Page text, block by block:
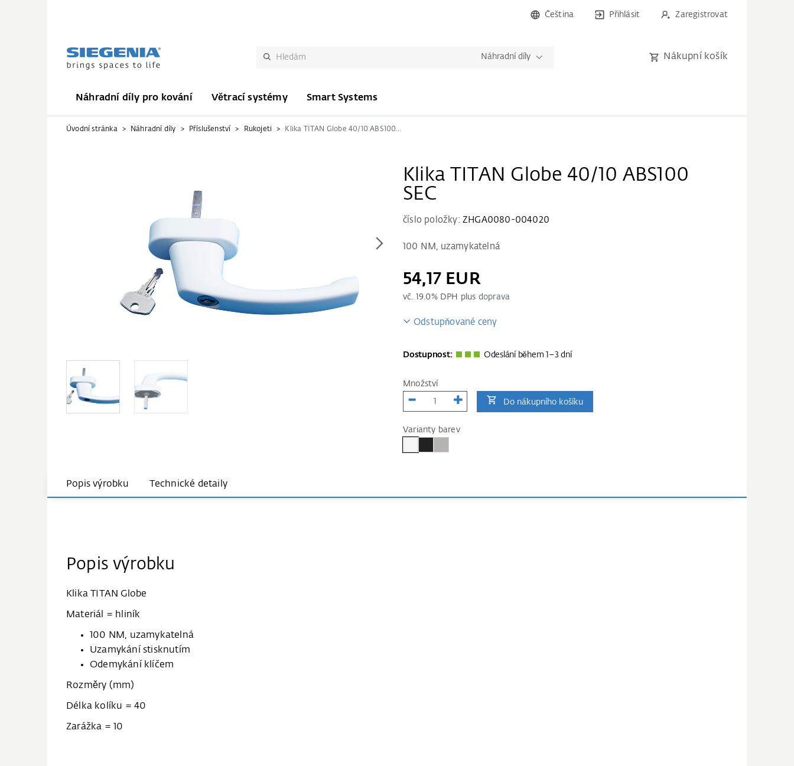
Čeština Přihlásit Zaregistrovat
Náhradní díly Nákupní košík
Náhradní díly pro kování Větrací systémy Smart Systems
Úvodní stránka Náhradní díly Příslušenství Rukojeti Klika TITAN Globe 40/10 ABS100 SEC
Klika TITAN Globe 40/10 ABS100
SEC
číslo položky: ZHGA0080-004020
100 NM, uzamykatelná
54,17 EUR
vč. 19.0% DPH plus doprava
Odstupňované ceny
Dostupnost: Odeslání během 1–3 dní
Množství
Do nákupního košíku
Varianty barev
Popis výrobku Technické detaily
Popis výrobku
Klika TITAN Globe
Materiál = hliník
100 NM, uzamykatelná
Uzamykání stisknutím
Odemykání klíčem
Rozměry (mm)
Délka kolíku = 40
Zarážka = 10